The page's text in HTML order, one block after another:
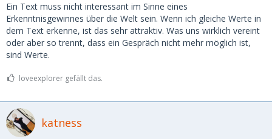
Ein Text muss nicht interessant im Sinne eines
Erkenntnisgewinnes über die Welt sein. Wenn ich gleiche Werte in
dem Text erkenne, ist das sehr attraktiv. Was uns wirklich vereint
oder aber so trennt, dass ein Gespräch nicht mehr möglich ist,
sind Werte.
loveexplorer gefällt das.
katness